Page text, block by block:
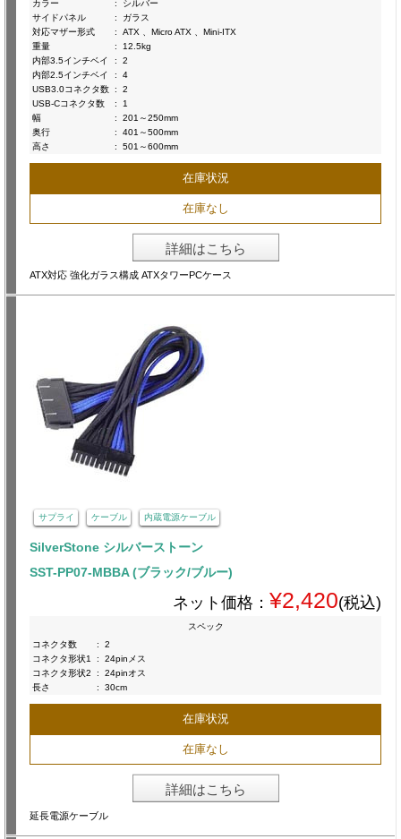
カラー
:
シルバー
サイドパネル
:
ガラス
対応マザー形式
:
ATX 、Micro ATX 、Mini-ITX
重量
:
12.5kg
内部3.5インチベイ
:
2
内部2.5インチベイ
:
4
USB3.0コネクタ数 :
2
USB-Cコネクタ数
:
1
幅
:
201～250mm
奥行
:
401～500mm
高さ
: 501～600mm
在庫状況
在庫なし
詳細はこちら
ATX対応 強化ガラス構成 ATXタワーPCケース
サプライ ケーブル 内蔵電源ケーブル
SilverStone シルバーストーン
SST-PP07-MBBA (ブラック/ブルー)
ネット価格： ¥2,420(税込)
スペック
コネクタ数
:
2
コネクタ形状1
:
24pinメス
コネクタ形状2
:
24pinオス
長さ
: 30cm
在庫状況
在庫なし
詳細はこちら
延長電源ケーブル